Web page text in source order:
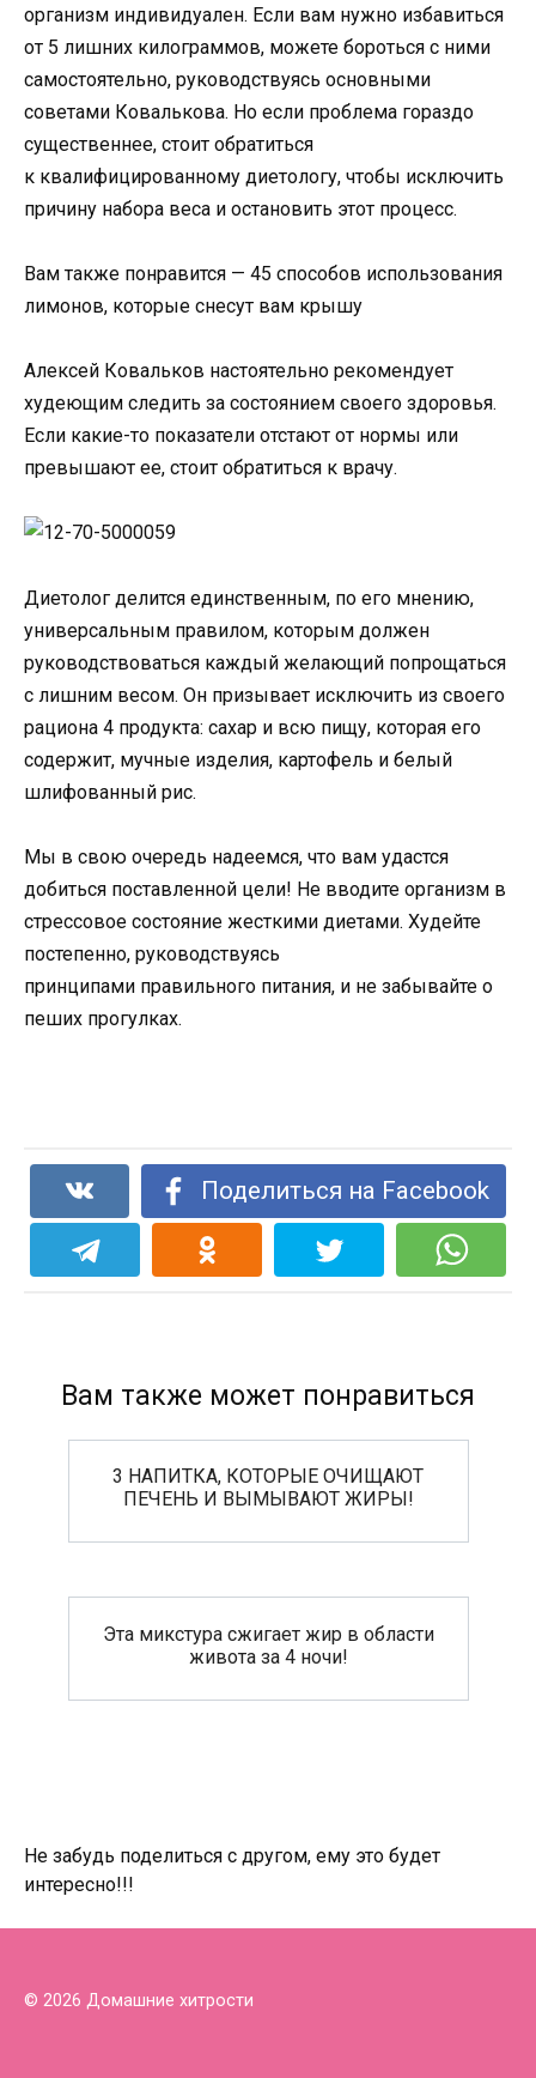
организм индивидуален. Если вам нужно избавиться
от 5 лишних килограммов, можете бороться с ними
самостоятельно, руководствуясь основными
советами Ковалькова. Но если проблема гораздо
существеннее, стоит обратиться
к квалифицированному диетологу, чтобы исключить
причину набора веса и остановить этот процесс.
Вам также понравится — 45 способов использования
лимонов, которые снесут вам крышу
Алексей Ковальков настоятельно рекомендует
худеющим следить за состоянием своего здоровья.
Если какие-то показатели отстают от нормы или
превышают ее, стоит обратиться к врачу.
Диетолог делится единственным, по его мнению,
универсальным правилом, которым должен
руководствоваться каждый желающий попрощаться
с лишним весом. Он призывает исключить из своего
рациона 4 продукта: сахар и всю пищу, которая его
содержит, мучные изделия, картофель и белый
шлифованный рис.
Мы в свою очередь надеемся, что вам удастся
добиться поставленной цели! Не вводите организм в
стрессовое состояние жесткими диетами. Худейте
постепенно, руководствуясь
принципами правильного питания, и не забывайте о
пеших прогулках.
Поделиться на Facebook
Вам также может понравиться
3 НАПИТКА, КОТОРЫЕ ОЧИЩАЮТ
ПЕЧЕНЬ И ВЫМЫВАЮТ ЖИРЫ!
Эта микстура сжигает жир в области
живота за 4 ночи!
Не забудь поделиться с другом, ему это будет
интересно!!!
© 2026 Домашние хитрости